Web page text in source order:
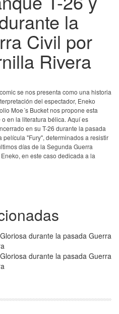
la
Civil por
Rivera
se nos presenta como una historia
del espectador, Eneko
Moe´s Bucket nos propone esta
en la literatura bélica. Aquí es
en su T-26 durante la pasada
"Fury", determinados a resistir
días de la Segunda Guerra
en este caso dedicada a la